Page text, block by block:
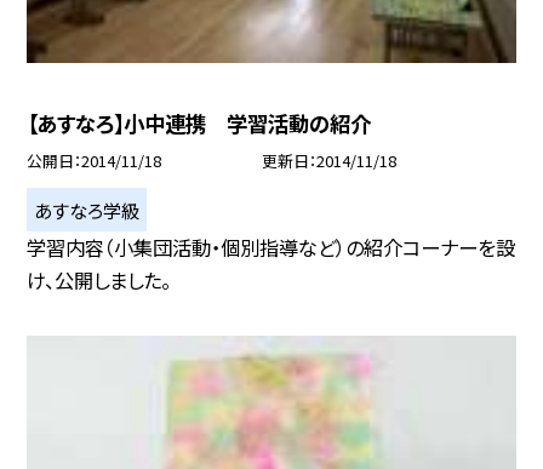
【あすなろ】小中連携 学習活動の紹介
公開日 2014/11/18 更新日 2014/11/18
あすなろ学級
学習内容（小集団活動・個別指導など）の紹介コーナーを設
け、公開しました。